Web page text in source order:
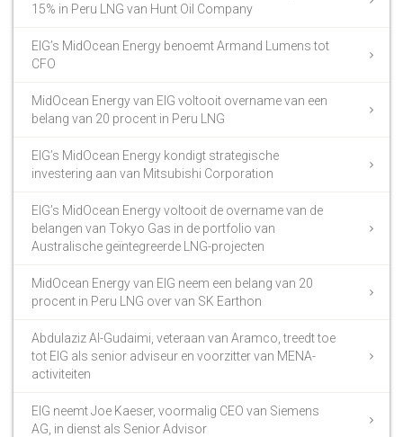
15% in Peru LNG van Hunt Oil Company
EIG’s MidOcean Energy benoemt Armand Lumens tot
CFO
MidOcean Energy van EIG voltooit overname van een
belang van 20 procent in Peru LNG
EIG’s MidOcean Energy kondigt strategische
investering aan van Mitsubishi Corporation
EIG’s MidOcean Energy voltooit de overname van de
belangen van Tokyo Gas in de portfolio van
Australische geïntegreerde LNG-projecten
MidOcean Energy van EIG neem een belang van 20
procent in Peru LNG over van SK Earthon
Abdulaziz Al-Gudaimi, veteraan van Aramco, treedt toe
tot EIG als senior adviseur en voorzitter van MENA-
activiteiten
EIG neemt Joe Kaeser, voormalig CEO van Siemens
AG, in dienst als Senior Advisor